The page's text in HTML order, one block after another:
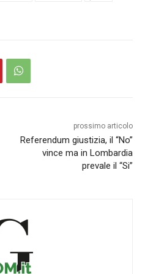
prossimo articolo
Referendum giustizia, il “No”
vince ma in Lombardia
prevale il “Si”